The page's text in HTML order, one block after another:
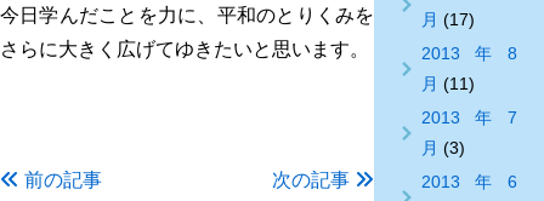
今日学んだことを力に、平和のとりくみを
さらに大きく広げてゆきたいと思います。
前の記事 次の記事
月 (17)
2013年8
月 (11)
2013年7
月 (3)
2013年6